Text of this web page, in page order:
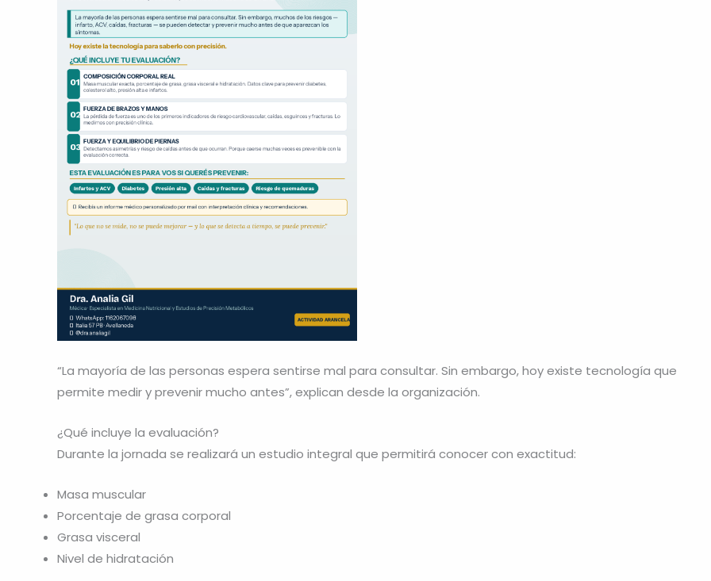
“La mayoría de las personas espera sentirse mal para consultar. Sin embargo, hoy existe tecnología que
permite medir y prevenir mucho antes”, explican desde la organización.
¿Qué incluye la evaluación?
Durante la jornada se realizará un estudio integral que permitirá conocer con exactitud:
Masa muscular
Porcentaje de grasa corporal
Grasa visceral
Nivel de hidratación